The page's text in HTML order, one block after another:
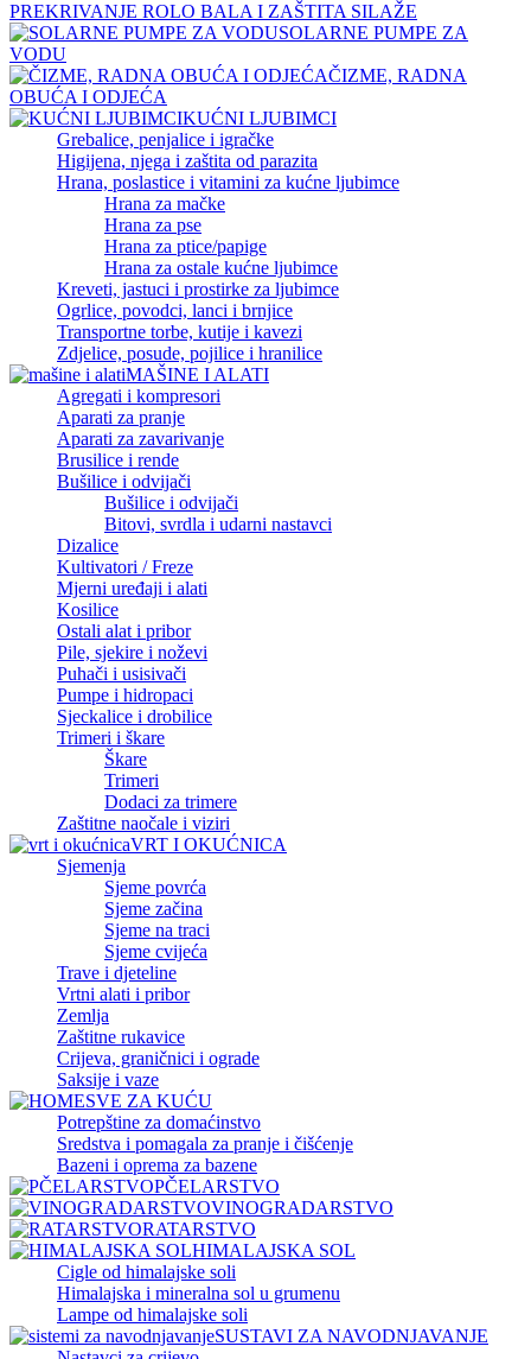
PREKRIVANJE ROLO BALA I ZAŠTITA SILAŽE
SOLARNE PUMPE ZA
VODU
ČIZME, RADNA
OBUĆA I ODJEĆA
KUĆNI LJUBIMCI
Grebalice, penjalice i igračke
Higijena, njega i zaštita od parazita
Hrana, poslastice i vitamini za kućne ljubimce
Hrana za mačke
Hrana za pse
Hrana za ptice/papige
Hrana za ostale kućne ljubimce
Kreveti, jastuci i prostirke za ljubimce
Ogrlice, povodci, lanci i brnjice
Transportne torbe, kutije i kavezi
Zdjelice, posude, pojilice i hranilice
MAŠINE I ALATI
Agregati i kompresori
Aparati za pranje
Aparati za zavarivanje
Brusilice i rende
Bušilice i odvijači
Bušilice i odvijači
Bitovi, svrdla i udarni nastavci
Dizalice
Kultivatori / Freze
Mjerni uređaji i alati
Kosilice
Ostali alat i pribor
Pile, sjekire i noževi
Puhači i usisivači
Pumpe i hidropaci
Sjeckalice i drobilice
Trimeri i škare
Škare
Trimeri
Dodaci za trimere
Zaštitne naočale i viziri
VRT I OKUĆNICA
Sjemenja
Sjeme povrća
Sjeme začina
Sjeme na traci
Sjeme cvijeća
Trave i djeteline
Vrtni alati i pribor
Zemlja
Zaštitne rukavice
Crijeva, graničnici i ograde
Saksije i vaze
SVE ZA KUĆU
Potrepštine za domaćinstvo
Sredstva i pomagala za pranje i čišćenje
Bazeni i oprema za bazene
PČELARSTVO
VINOGRADARSTVO
RATARSTVO
HIMALAJSKA SOL
Cigle od himalajske soli
Himalajska i mineralna sol u grumenu
Lampe od himalajske soli
SUSTAVI ZA NAVODNJAVANJE